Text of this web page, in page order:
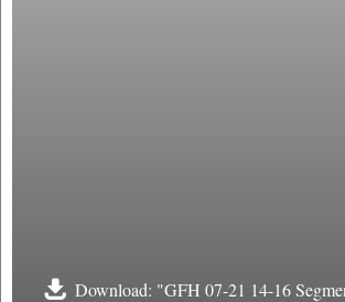
Download: "GFH 07-21 14-16